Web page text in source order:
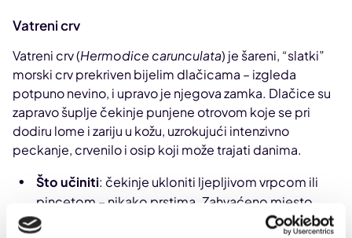
Vatreni crv
Vatreni crv (Hermodice carunculata) je šareni, “slatki”
morski crv prekriven bijelim dlačicama – izgleda
potpuno nevino, i upravo je njegova zamka. Dlačice su
zapravo šuplje čekinje punjene otrovom koje se pri
dodiru lome i zariju u kožu, uzrokujući intenzivno
peckanje, crvenilo i osip koji može trajati danima.
Što učiniti: čekinje ukloniti ljepljivom vrpcom ili
pincetom – nikako prstima. Zahvaćeno mjesto
isprati morskom vodom, a potom namazati